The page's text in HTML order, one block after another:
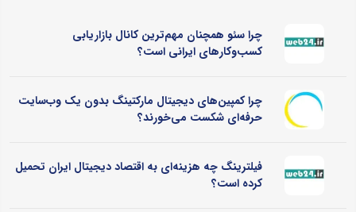
چرا سئو همچنان مهم‌ترین کانال بازاریابی
کسب‌وکارهای ایرانی است؟
چرا کمپین‌های دیجیتال مارکتینگ بدون یک وب‌سایت
حرفه‌ای شکست می‌خورند؟
فیلترینگ چه هزینه‌ای به اقتصاد دیجیتال ایران تحمیل
کرده است؟